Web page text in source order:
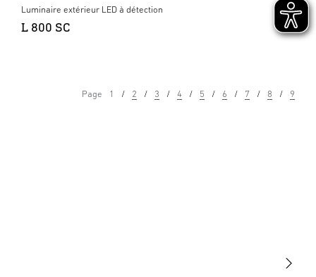
Luminaire extérieur LED à détection
L 800 SC
Page 1 2 3 4 5 6 7 8 9